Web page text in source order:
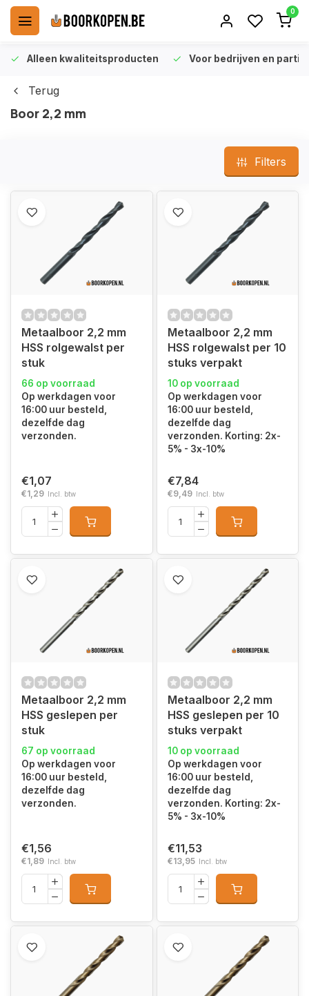
0
Alleen kwaliteitsproducten Voor bedrijven en
Terug
Boor 2,2 mm
Filters
Metaalboor 2,2 mm
HSS rolgewalst per
stuk
66 op voorraad
Op werkdagen voor
16:00 uur besteld,
dezelfde dag
verzonden.
€1,07
€1,29 Incl. btw
Metaalboor 2,2 mm
HSS rolgewalst per 10
stuks verpakt
10 op voorraad
Op werkdagen voor
16:00 uur besteld,
dezelfde dag
verzonden. Korting: 2x-
5% - 3x-10%
€7,84
€9,49 Incl. btw
Metaalboor 2,2 mm
HSS geslepen per
stuk
67 op voorraad
Op werkdagen voor
16:00 uur besteld,
dezelfde dag
verzonden.
€1,56
€1,89 Incl. btw
Metaalboor 2,2 mm
HSS geslepen per 10
stuks verpakt
10 op voorraad
Op werkdagen voor
16:00 uur besteld,
dezelfde dag
verzonden. Korting: 2x-
5% - 3x-10%
€11,53
€13,95 Incl. btw